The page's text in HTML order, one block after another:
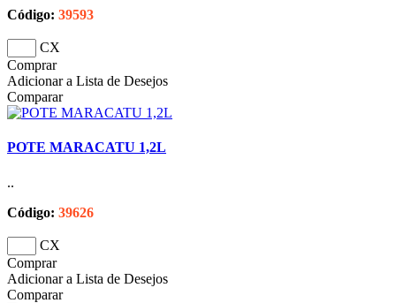
Código: 39593
CX
Comprar
Adicionar a Lista de Desejos
Comparar
POTE MARACATU 1,2L
..
Código: 39626
CX
Comprar
Adicionar a Lista de Desejos
Comparar